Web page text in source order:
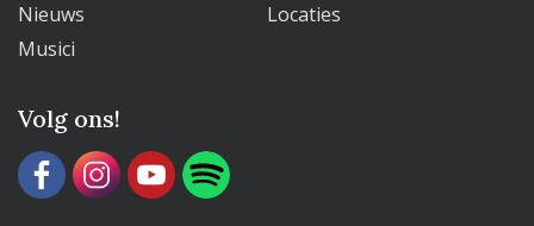
Nieuws
Locaties
Musici
Volg ons!